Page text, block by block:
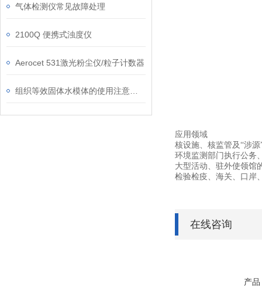
气体检测仪常见故障处理
2100Q 便携式浊度仪
Aerocet 531激光粉尘仪/粒子计数器
应用领域
核设施、核监管及“涉
环境监测部门执行公务
大型活动、驻外使领馆
检验检疫、海关、口岸
在线咨询
产品